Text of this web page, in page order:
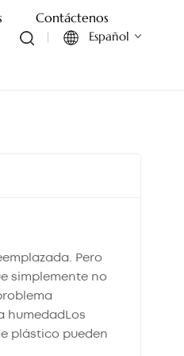
Contáctenos
Español
Русский
Español
Português
Pero
simplemente no
humedadLos
plástico pueden